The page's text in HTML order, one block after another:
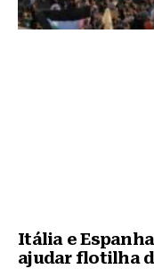
Itália e
ajudar flotilha